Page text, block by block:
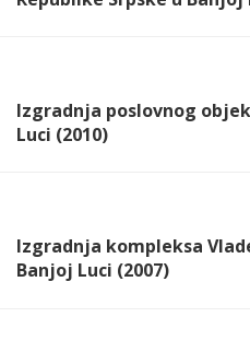
Izgradnja poslovnog
Luci (2010)
Izgradnja kompleksa
Banjoj Luci (2007)